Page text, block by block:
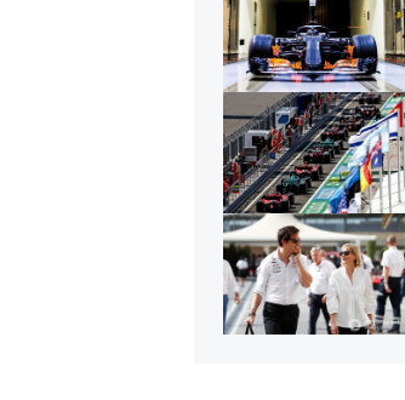
MÁS CATEGORÍAS